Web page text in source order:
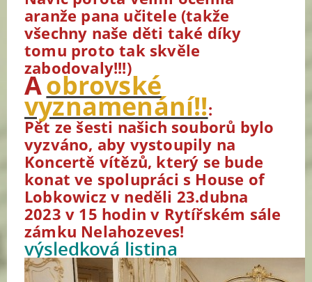
aranže pana učitele (takže
všechny naše děti také díky
tomu proto tak skvěle
zabodovaly!!!)
Aobrovské
vyznamenání!!:
Pět ze šesti našich souborů bylo
vyzváno, aby vystoupily na
Koncertě vítězů, který se bude
konat ve spolupráci s House of
Lobkowicz v neděli 23.dubna
2023 v 15 hodin v Rytířském sále
zámku Nelahozeves!
výsledková listina